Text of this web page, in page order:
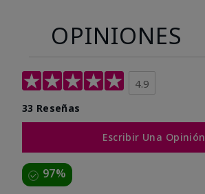
OPINIONES
4.9
33 Reseñas
Escribir Una Opinión
97%